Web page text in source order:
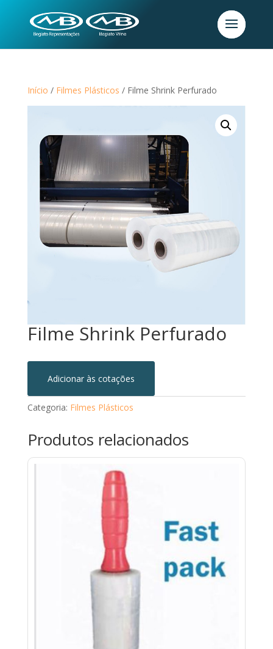
Início / Filmes Plásticos / Filme Shrink Perfurado
Filme Shrink Perfurado
Adicionar às cotações
Categoria: Filmes Plásticos
Produtos relacionados